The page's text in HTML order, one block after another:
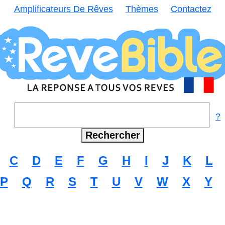
Amplificateurs De Rêves Thèmes Contactez
?
C D E F G H I J K L
P
Q R S T U V W X Y